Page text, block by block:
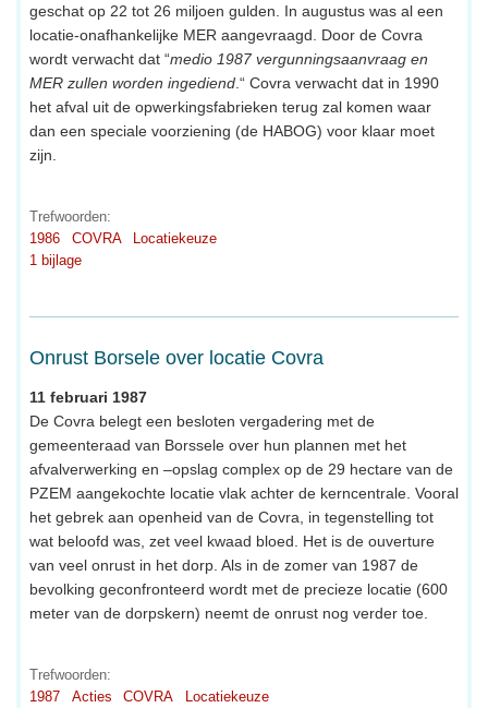
geschat op 22 tot 26 miljoen gulden. In augustus was al een
locatie-onafhankelijke MER aangevraagd. Door de Covra
wordt verwacht dat “medio 1987 vergunningsaanvraag en
MER zullen worden ingediend .“ Covra verwacht dat in 1990
het afval uit de opwerkingsfabrieken terug zal komen waar
dan een speciale voorziening (de HABOG) voor klaar moet
zijn.
Trefwoorden:
1986
COVRA
Locatiekeuze
1 bijlage
Onrust Borsele over locatie Covra
11 februari 1987
De Covra belegt een besloten vergadering met de
gemeenteraad van Borssele over hun plannen met het
afvalverwerking en –opslag complex op de 29 hectare van de
PZEM aangekochte locatie vlak achter de kerncentrale. Vooral
het gebrek aan openheid van de Covra, in tegenstelling tot
wat beloofd was, zet veel kwaad bloed. Het is de ouverture
van veel onrust in het dorp. Als in de zomer van 1987 de
bevolking geconfronteerd wordt met de precieze locatie (600
meter van de dorpskern) neemt de onrust nog verder toe.
Trefwoorden:
1987
Acties COVRA
Locatiekeuze